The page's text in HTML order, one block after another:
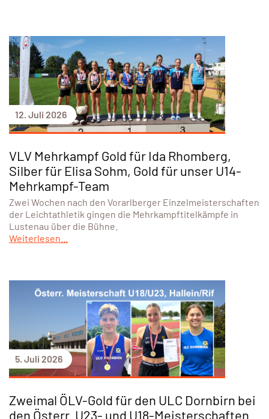
12. Juli 2026
VLV Mehrkampf Gold für Ida Rhomberg,
Silber für Elisa Sohm, Gold für unser U14-
Mehrkampf-Team
Zwei Wochen nach den Vorarlberger Einzelmeisterschaften
der Leichtathletik gingen die Mehrkampftitelkämpfe in
Lustenau über die Bühne.
Weiterlesen...
5. Juli 2026
Zweimal ÖLV-Gold für den ULC Dornbirn bei
den Österr. U23- und U18-Meisterschaften